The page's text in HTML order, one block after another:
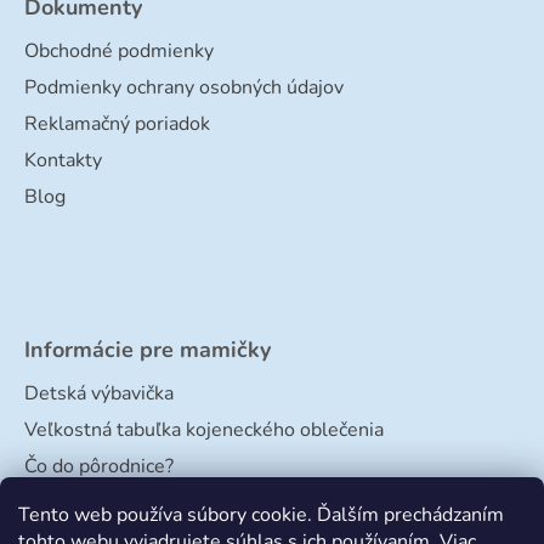
Tento web používa súbory cookie. Ďalším prechádzaním
Dokumenty
Obchodné podmienky
Podmienky ochrany osobných údajov
Reklamačný poriadok
Kontakty
Blog
Informácie pre mamičky
Detská výbavička
Veľkostná tabuľka kojeneckého oblečenia
Čo do pôrodnice?
Veľkostná tabuľka papučiek